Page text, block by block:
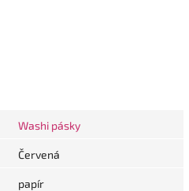
Washi pásky
Červená
papír